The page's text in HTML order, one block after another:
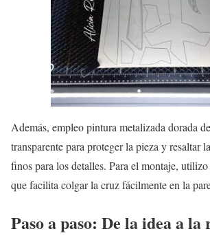
Además, empleo pintura metalizada dorada
transparente para proteger la pieza y resaltar
finos para los detalles. Para el montaje,
que facilita colgar la cruz fácilmente en la
Paso a paso: De la idea a